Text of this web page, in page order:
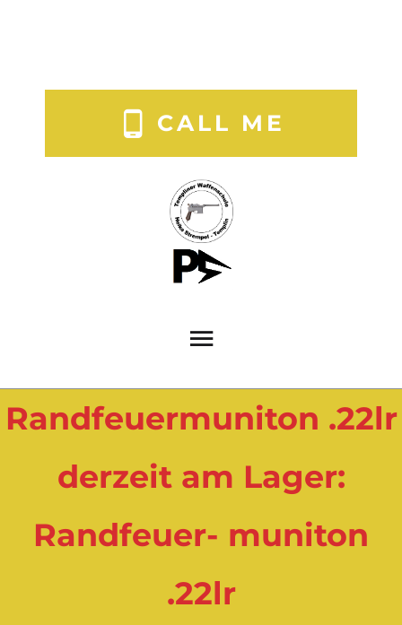
CALL ME
Randfeuermuniton .22lr
derzeit am Lager:
Randfeuer- muniton
.22lr